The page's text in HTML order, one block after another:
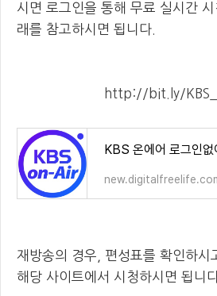
시면 로그인을 통해 무료 실시간
래를 참고하시면 됩니다.
http://bit.ly/
KBS 온에어 로그인없
재방송의 경우, 편성표를 확인하시
해당 사이트에서 시청하시면 됩니